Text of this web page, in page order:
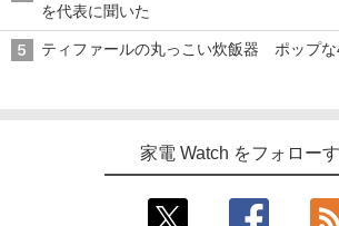
を代表に聞いた
ティファールの丸っこい炊飯器 ポップな
家電 Watch をフォロー